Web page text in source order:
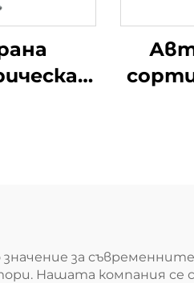
за
Нашата компания се